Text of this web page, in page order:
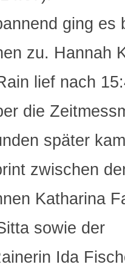
ging es
zu. Hannah
lief nach
die
später
zwischen
Katharina
sowie der
Ida